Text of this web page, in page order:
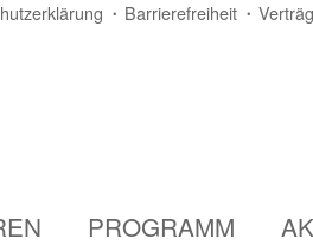
Barrierefreiheit
PROGRAMM